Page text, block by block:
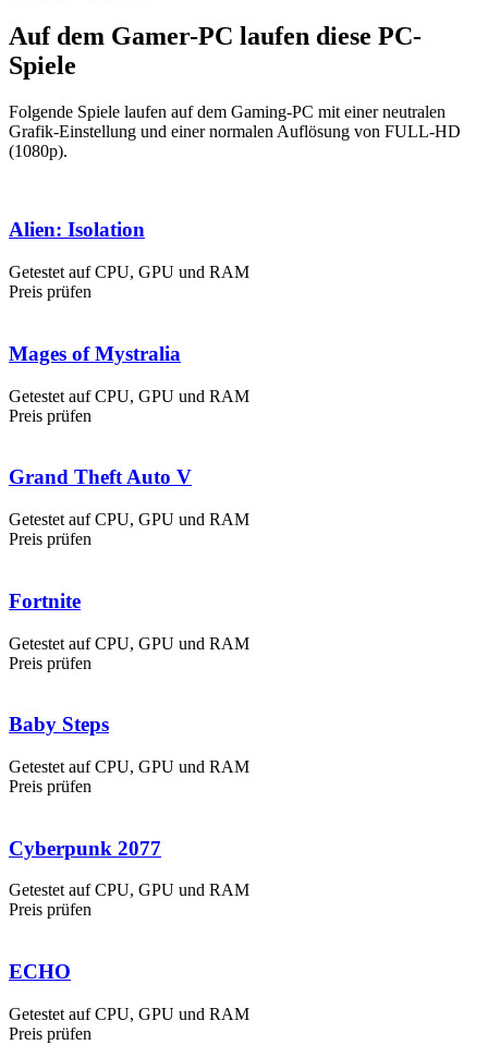
Auf dem Gamer-PC laufen diese PC-
Spiele
Folgende Spiele laufen auf dem Gaming-PC mit einer neutralen
Grafik-Einstellung und einer normalen Auflösung von FULL-HD
(1080p).
Alien: Isolation
Getestet auf CPU, GPU und RAM
Preis prüfen
Mages of Mystralia
Getestet auf CPU, GPU und RAM
Preis prüfen
Grand Theft Auto V
Getestet auf CPU, GPU und RAM
Preis prüfen
Fortnite
Getestet auf CPU, GPU und RAM
Preis prüfen
Baby Steps
Getestet auf CPU, GPU und RAM
Preis prüfen
Cyberpunk 2077
Getestet auf CPU, GPU und RAM
Preis prüfen
ECHO
Getestet auf CPU, GPU und RAM
Preis prüfen